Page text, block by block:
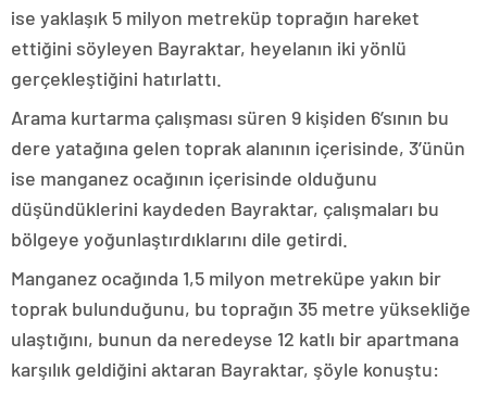
ise yaklaşık 5 milyon metreküp toprağın hareket
ettiğini söyleyen Bayraktar, heyelanın iki yönlü
gerçekleştiğini hatırlattı.
Arama kurtarma çalışması süren 9 kişiden 6’sının bu
dere yatağına gelen toprak alanının içerisinde, 3’ünün
ise manganez ocağının içerisinde olduğunu
düşündüklerini kaydeden Bayraktar, çalışmaları bu
bölgeye yoğunlaştırdıklarını dile getirdi.
Manganez ocağında 1,5 milyon metreküpe yakın bir
toprak bulunduğunu, bu toprağın 35 metre yüksekliğe
ulaştığını, bunun da neredeyse 12 katlı bir apartmana
karşılık geldiğini aktaran Bayraktar, şöyle konuştu: